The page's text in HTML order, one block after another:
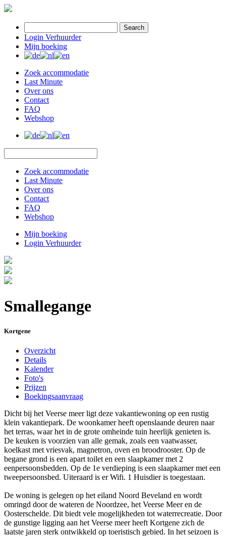
Search
Login Verhuurder
Mijn boeking
Zoek accommodatie
Last Minute
Over ons
Contact
FAQ
Webshop
Zoek accommodatie
Last Minute
Over ons
Contact
FAQ
Webshop
Mijn boeking
Login Verhuurder
Smallegange
Kortgene
Overzicht
Details
Kalender
Foto's
Prijzen
Boekingsaanvraag
Dicht bij het Veerse meer ligt deze vakantiewoning op een rustig
klein vakantiepark. De woonkamer heeft openslaande deuren naar
het terras, waar het in de grote omheinde tuin heerlijk genieten is.
De keuken is voorzien van alle gemak, zoals een vaatwasser,
koelkast met vriesvak, magnetron, oven en broodrooster. Op de
begane grond is een apart toilet en een slaapkamer met 2
eenpersoonsbedden. Op de 1e verdieping is een slaapkamer met een
tweepersoonsbed. Uiteraard is er Wifi. 1 Huisdier is toegestaan.
De woning is gelegen op het eiland Noord Beveland en wordt
omringd door de wateren de Noordzee, het Veerse Meer en de
Oosterschelde. Dit biedt vele mogelijkheden tot waterrecreatie. Door
de gunstige ligging aan het Veerse meer heeft Kortgene zich de
laatste jaren sterk ontwikkeld op toeristisch gebied. In het seizoen is